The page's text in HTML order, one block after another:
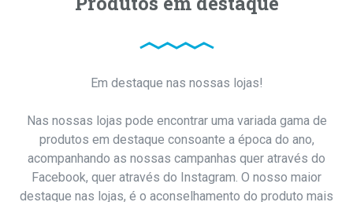
Em destaque nas nossas lojas!
Nas nossas lojas pode encontrar uma variada gama de
produtos em destaque consoante a época do ano,
acompanhando as nossas campanhas quer através do
Facebook, quer através do Instagram. O nosso maior
destaque nas lojas, é o aconselhamento do produto mais